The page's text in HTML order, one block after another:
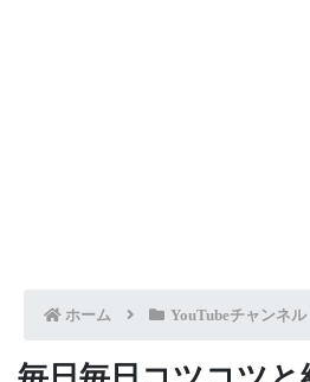
ホーム YouTubeチャンネル